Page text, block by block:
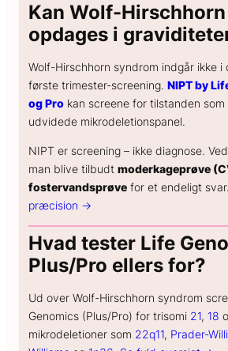
Kan Wolf-
opdages i
Wolf-Hirschhorn syndrom indgår ikke
første trimester-screening. NIPT by
og Pro kan screene for tilstanden
udvidede mikrodeletionspanel.
NIPT er screening – ikke diagnose.
man blive tilbudt moderkageprøve
fostervandsprøve for et endeligt svar.
præcision →
Hvad tester Life
Plus/Pro ellers for?
Ud over Wolf-Hirschhorn syndrom
Genomics (Plus/Pro) for trisomi 21, 18
mikrodeletioner som 22q11, Prader-Willi